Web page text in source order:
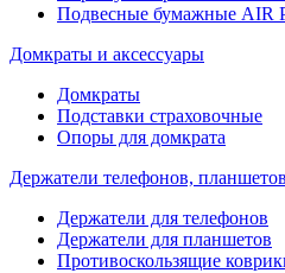
Подвесные бумажные AIR
Домкраты и аксессуары
Домкраты
Подставки страховочные
Опоры для домкрата
Держатели телефонов, планшетов
Держатели для телефонов
Держатели для планшетов
Противоскользящие